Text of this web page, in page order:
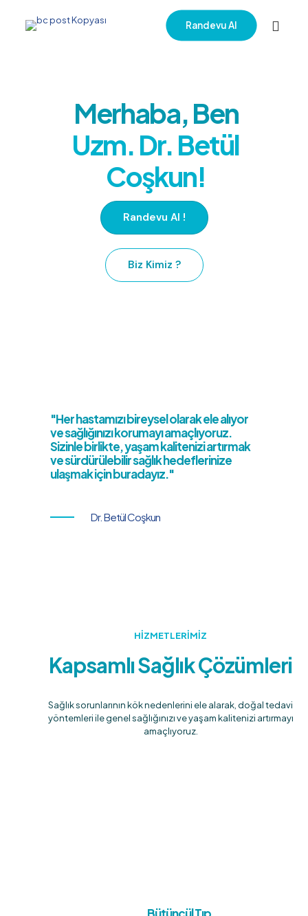
Randevu Al
Merhaba, Ben
Uzm. Dr. Betül
Coşkun!
Randevu Al !
Biz Kimiz ?
"Her hastamızı bireysel olarak ele alıyor
ve sağlığınızı korumayı amaçlıyoruz.
Sizinle birlikte, yaşam kalitenizi artırmak
ve sürdürülebilir sağlık hedeflerinize
ulaşmak için buradayız."
Dr. Betül Coşkun
HİZMETLERİMİZ
Kapsamlı Sağlık Çözümleri
Sağlık sorunlarının kök nedenlerini ele alarak, doğal tedavi
yöntemleri ile genel sağlığınızı ve yaşam kalitenizi artırmayı
amaçlıyoruz.